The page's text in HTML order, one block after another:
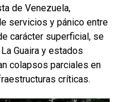
de Venezuela,
servicios y pánico entre
carácter superficial, se
Guaira y estados
colapsos parciales en
críticas.